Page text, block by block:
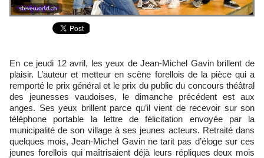
En ce jeudi 12 avril, les yeux de Jean-Michel Gavin brillent de
plaisir. L’auteur et metteur en scène forellois de la pièce qui a
remporté le prix général et le prix du public du concours théâtral
des jeunesses vaudoises, le dimanche précédent est aux
anges. Ses yeux brillent parce qu’il vient de recevoir sur son
téléphone portable la lettre de félicitation envoyée par la
municipalité de son village à ses jeunes acteurs. Retraité dans
quelques mois, Jean-Michel Gavin ne tarit pas d’éloge sur ces
jeunes forellois qui maîtrisaient déjà leurs répliques deux mois